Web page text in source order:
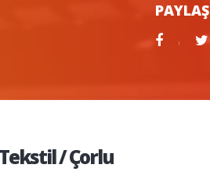
PAYLAŞ
/ Çorlu